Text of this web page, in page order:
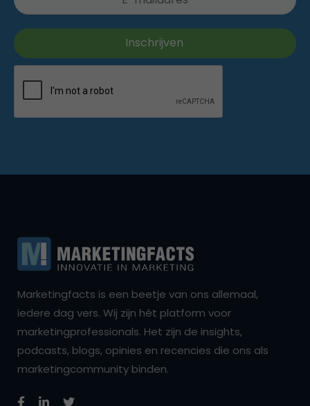
Marketingfacts is een beetje van ons allemaal,
iedere dag vers. Wij zijn hét platform voor
marketingprofessionals. Het zijn de insights,
podcasts, blogs, opinies en recencies die ons als
marketingcommunity binden.